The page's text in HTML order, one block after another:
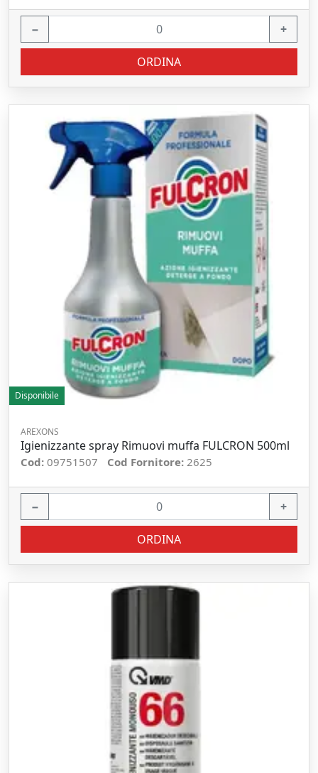
− +
ORDINA
Disponibile
AREXONS
Igienizzante spray Rimuovi muffa FULCRON 500ml
Cod: 09751507 Cod Fornitore: 2625
− +
ORDINA